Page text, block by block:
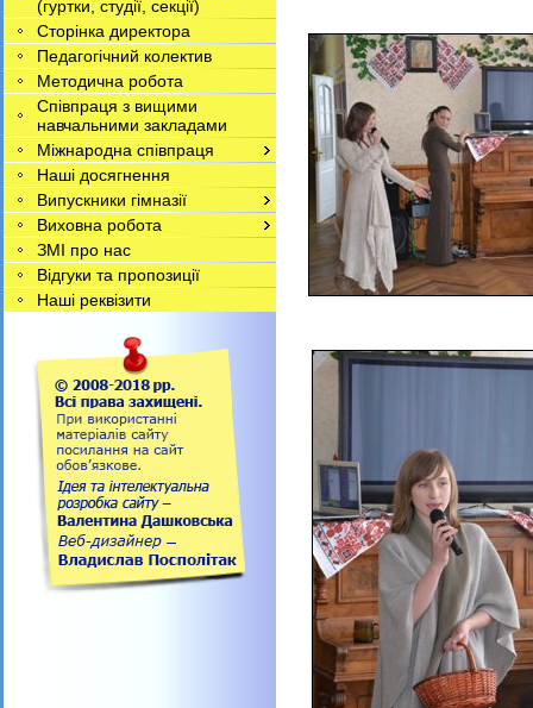
(гуртки, студії, секції)
Сторінка директора
Педагогічний колектив
Методична робота
Співпраця з вищими
навчальними закладами
Міжнародна співпраця
Наші досягнення
Випускники гімназії
Виховна робота
ЗМІ про нас
Відгуки та пропозиції
Наші реквізити